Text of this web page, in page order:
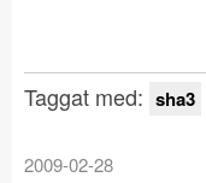
Taggat med: sha3
2009-02-28